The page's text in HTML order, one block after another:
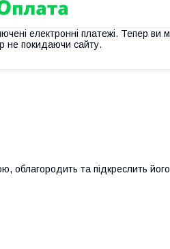
електронні платежі. Тепер ви
не покидаючи сайту.
та підкреслить його